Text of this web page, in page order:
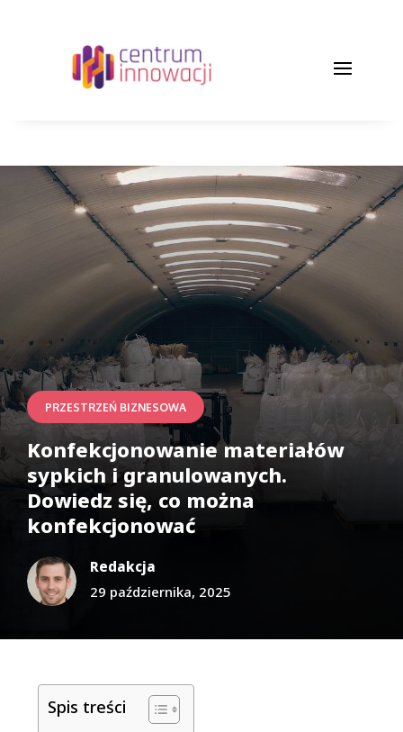
PRZESTRZEŃ BIZNESOWA
Konfekcjonowanie materiałów
sypkich i granulowanych.
Dowiedz się, co można
konfekcjonować
Redakcja
29 października, 2025
Spis treści